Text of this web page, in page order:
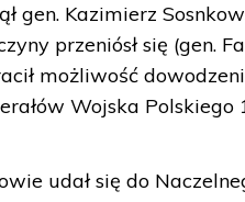
gen. Kazimierz
przeniósł się (gen.
możliwość
Wojska Polskiego
udał się do